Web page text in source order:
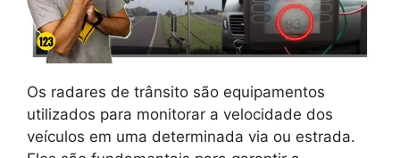
Os radares de trânsito são equipamentos
utilizados para monitorar a velocidade dos
veículos em uma determinada via ou estrada.